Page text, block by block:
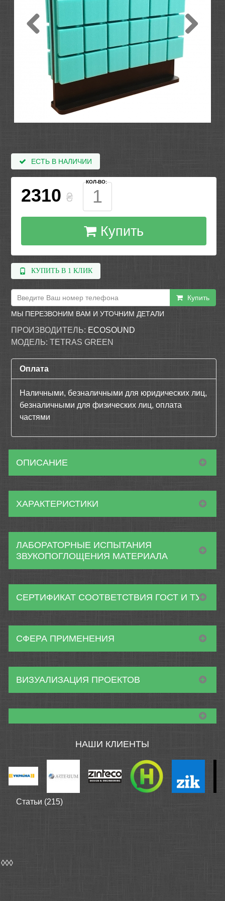
ЕСТЬ В НАЛИЧИИ
2310 ₴
КОЛ-ВО:
Купить
КУПИТЬ В 1 КЛИК
Купить
МЫ ПЕРЕЗВОНИМ ВАМ И УТОЧНИМ ДЕТАЛИ
ПРОИЗВОДИТЕЛЬ: ECOSOUND
МОДЕЛЬ: TETRAS GREEN
Оплата
Наличными, безналичными для юридических лиц,
безналичными для физических лиц, оплата
частями
ОПИСАНИЕ
ХАРАКТЕРИСТИКИ
ЛАБОРАТОРНЫЕ ИСПЫТАНИЯ
ЗВУКОПОГЛОЩЕНИЯ МАТЕРИАЛА
СЕРТИФИКАТ СООТВЕТСТВИЯ ГОСТ И ТУ
СФЕРА ПРИМЕНЕНИЯ
ВИЗУАЛИЗАЦИЯ ПРОЕКТОВ
НАШИ КЛИЕНТЫ
Статьи (215)
◊◊◊